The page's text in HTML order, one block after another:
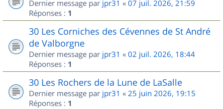
Dernier message par jpr31 « 07 juil. 2026, 21:59
Réponses : 1
30 Les Corniches des Cévennes de St André
de Valborgne
Dernier message par jpr31 « 02 juil. 2026, 18:44
Réponses : 1
30 Les Rochers de la Lune de LaSalle
Dernier message par jpr31 « 25 juin 2026, 19:15
Réponses : 1